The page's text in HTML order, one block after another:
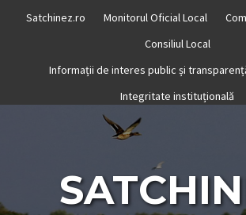
Satchinez.ro Monitorul Oficial Local
Consiliul Local
Informații de interes public și
Integritate instituțională